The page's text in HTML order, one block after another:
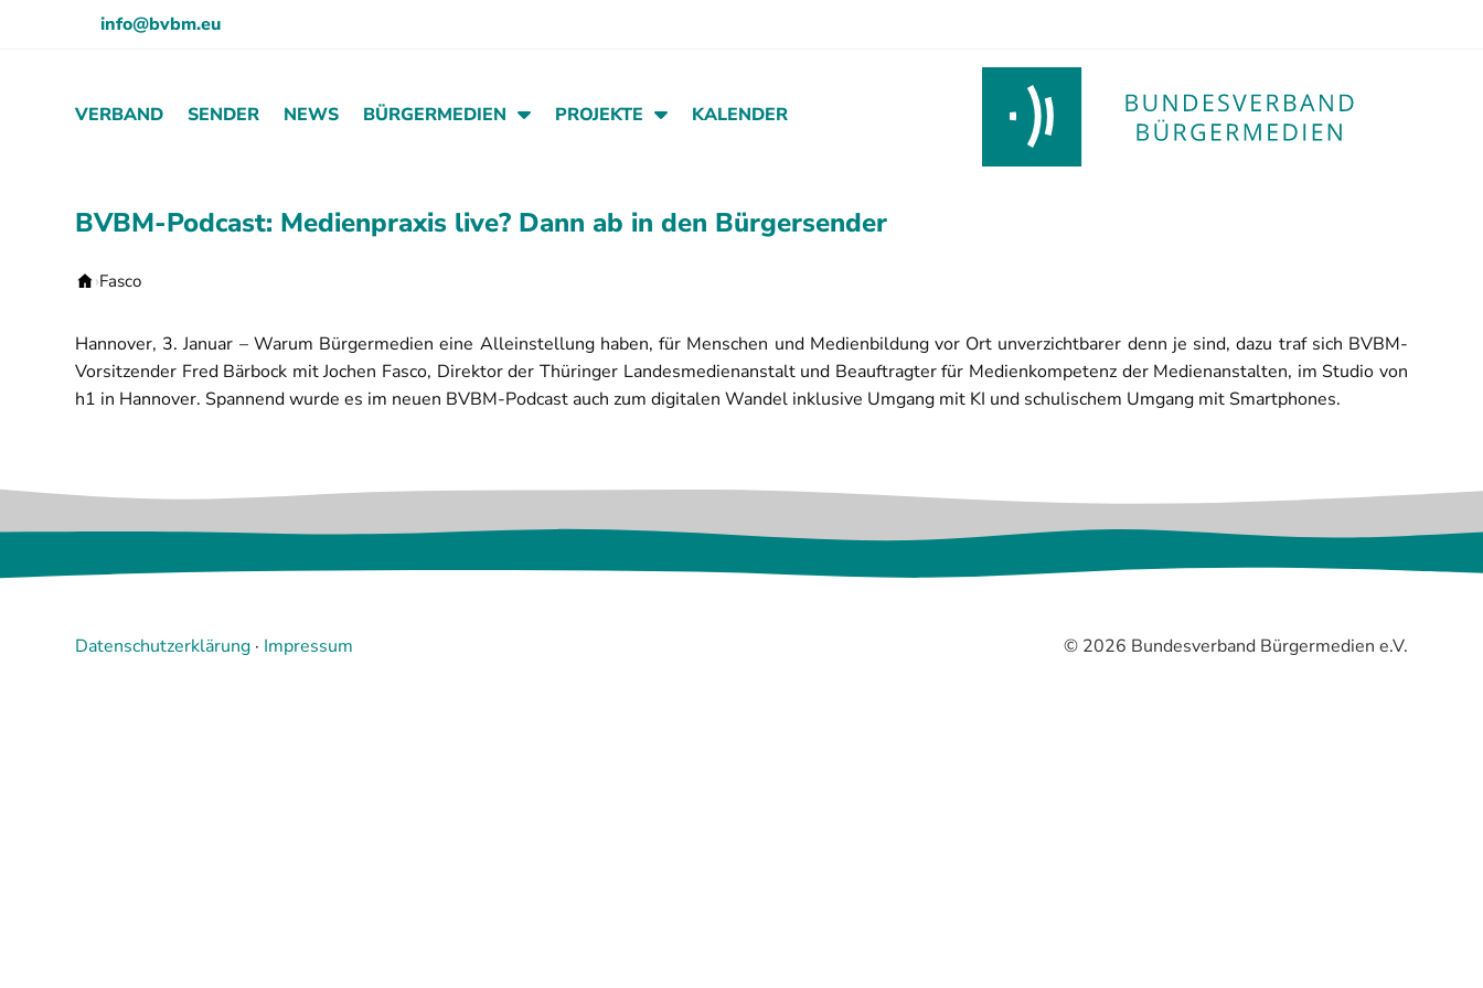
info@bvbm.eu
VERBAND SENDER NEWS BÜRGERMEDIEN PROJEKTE KALENDER
BVBM-Podcast: Medienpraxis live? Dann ab in den Bürgersender
Startseite
Fasco
Hannover, 3. Januar – Warum Bürgermedien eine Alleinstellung haben, für Menschen und Medienbildung vor Ort unverzichtbarer denn je sind, dazu traf sich BVBM-
Vorsitzender Fred Bärbock mit Jochen Fasco, Direktor der Thüringer Landesmedienanstalt und Beauftragter für Medienkompetenz der Medienanstalten, im Studio von
h1 in Hannover. Spannend wurde es im neuen BVBM-Podcast auch zum digitalen Wandel inklusive Umgang mit KI und schulischem Umgang mit Smartphones.
Zum Abspielen bitte aktiv einwilligen. Weitere Informationen in der Datenschutzerklärung.
Video laden Datenschutzerklärung
Datenschutzerklärung · Impressum © 2026 Bundesverband Bürgermedien e.V.